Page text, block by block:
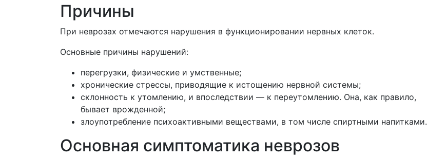
Причины
При неврозах отмечаются нарушения в функционировании нервных клеток.
Основные причины нарушений:
перегрузки, физические и умственные;
хронические стрессы, приводящие к истощению нервной системы;
склонность к утомлению, и впоследствии — к переутомлению. Она, как правило,
бывает врожденной;
злоупотребление психоактивными веществами, в том числе спиртными напитками.
Основная симптоматика неврозов